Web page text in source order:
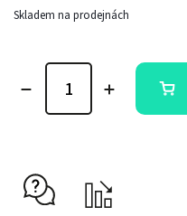
Skladem na prodejnách